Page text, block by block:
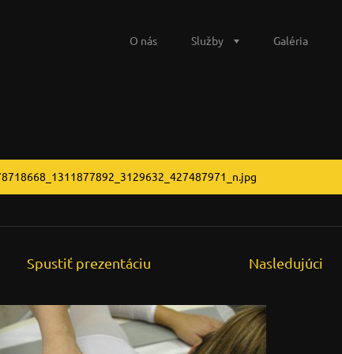
O nás Služby Galéria
Spustiť prezentáciu Nasledujúci